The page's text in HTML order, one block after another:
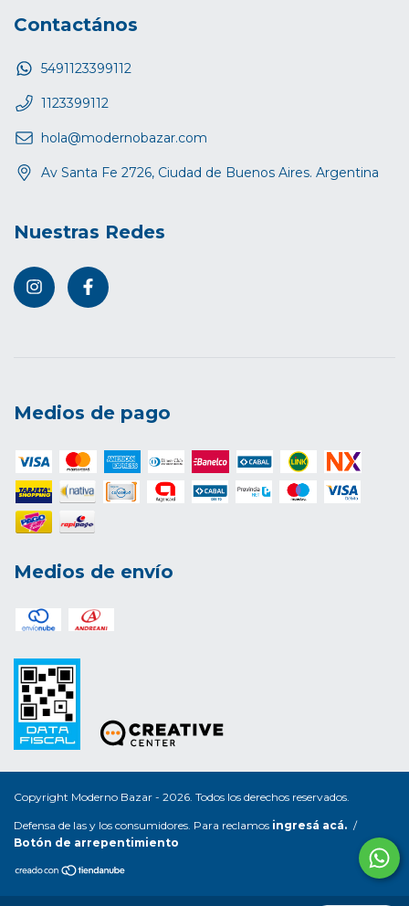
Contactános
5491123399112
1123399112
hola@modernobazar.com
Av Santa Fe 2726, Ciudad de Buenos Aires. Argentina
Nuestras Redes
Medios de pago
Medios de envío
Copyright Moderno Bazar - 2026. Todos los derechos reservados.
Defensa de las y los consumidores. Para reclamos ingresá acá. /
Botón de arrepentimiento